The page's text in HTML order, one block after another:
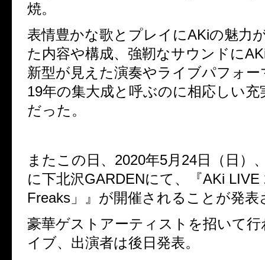
焼。
表情豊かな歌とプレイにAKiの魅力
た内容や構成、強靭なサウンドに
新型が見えた演奏やライブパフォ
19年の集大成と呼ぶのに相応しい
だった。
またこの日、 2020年5月 24日（日）
に下北沢GARDENにて、 『AKi
Freaks 」』が開催されることが発表
豪華ゲストアーティストを招いて
イブ、出演者は後日発表。